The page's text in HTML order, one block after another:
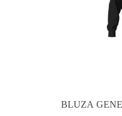
BLUZA